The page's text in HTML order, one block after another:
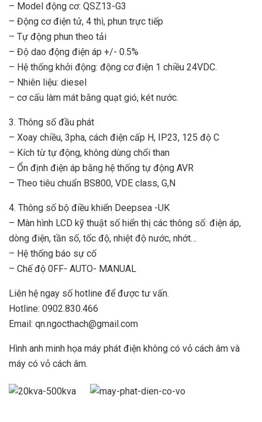
– Model động cơ: QSZ13-G3
– Động cơ điện tử, 4 thì, phun trực tiếp
– Tự động phun theo tải
– Độ dao động điện áp +/- 0.5%
– Hệ thống khởi động: động cơ điện 1 chiều 24VDC.
– Nhiên liệu: diesel
– cơ cấu làm mát bằng quạt gió, két nước.
3. Thông số đầu phát
– Xoay chiều, 3pha, cách điện cấp H, IP23, 125 độ C
– Kích từ tự động, không dùng chổi than
– Ổn định điện áp bằng hệ thống tự động AVR
– Theo tiêu chuẩn BS800, VDE class, G,N
4. Thông số bộ điều khiển Deepsea -UK
– Màn hình LCD kỹ thuật số hiển thị các thông số: điện áp,
dòng điện, tần số, tốc độ, nhiệt độ nước, nhớt…
– Hệ thống báo sự cố
– Chế độ 0FF- AUTO- MANUAL
Liên hệ ngay số hotline để được tư vấn.
Hotline: 0902.830.466
Email: qn.ngocthach@gmail.com
Hình anh minh họa máy phát điện không có vỏ cách âm và
máy có vỏ cách âm.